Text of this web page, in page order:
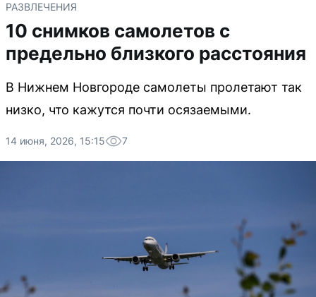
РАЗВЛЕЧЕНИЯ
10 снимков самолетов с
предельно близкого расстояния
В Нижнем Новгороде самолеты пролетают так
низко, что кажутся почти осязаемыми.
14 июня, 2026, 15:15 7